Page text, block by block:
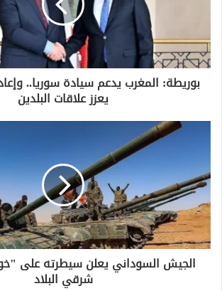
بوريطة: المغرب يدعم سيادة سوريا..
يعزز علاقات البلدين
الجيش السوداني يعلن سيطرته على
شرقي البلاد